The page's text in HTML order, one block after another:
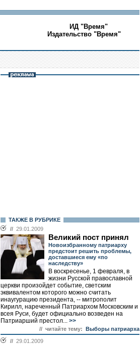
ИД "Время"
Издательство "Время"
ТАКЖЕ В РУБРИКЕ
// 29.01.2009
Великий пост принял
Новоизбранному патриарху
предстоит решить проблемы,
доставшиеся ему «по
наследству»
В воскресенье, 1 февраля, в
жизни Русской православной
церкви произойдет событие, светским
эквивалентом которого можно считать
инаугурацию президента, -- митрополит
Кирилл, нареченный Патриархом Московским и
всея Руси, будет официально возведен на
Патриарший престол... >>
// читайте тему: Выборы патриарха
// 29.01.2009